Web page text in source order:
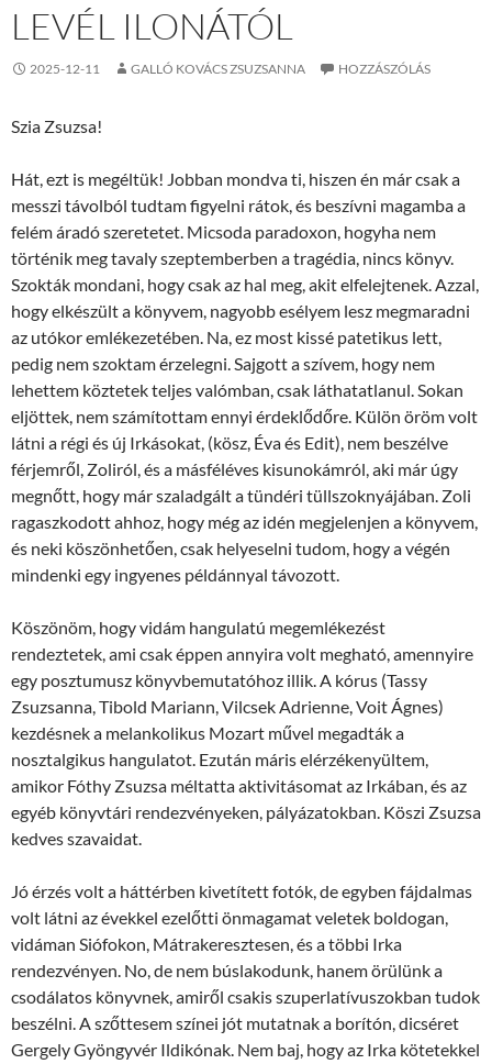
LEVÉL ILONÁTÓL
2025-12-11 GALLÓ KOVÁCS ZSUZSANNA HOZZÁSZÓLÁS
Szia Zsuzsa!
Hát, ezt is megéltük! Jobban mondva ti, hiszen én már csak a
messzi távolból tudtam figyelni rátok, és beszívni magamba a
felém áradó szeretetet. Micsoda paradoxon, hogyha nem
történik meg tavaly szeptemberben a tragédia, nincs könyv.
Szokták mondani, hogy csak az hal meg, akit elfelejtenek. Azzal,
hogy elkészült a könyvem, nagyobb esélyem lesz megmaradni
az utókor emlékezetében. Na, ez most kissé patetikus lett,
pedig nem szoktam érzelegni. Sajgott a szívem, hogy nem
lehettem köztetek teljes valómban, csak láthatatlanul. Sokan
eljöttek, nem számítottam ennyi érdeklődőre. Külön öröm volt
látni a régi és új Irkásokat, (kösz, Éva és Edit), nem beszélve
férjemről, Zoliról, és a másféléves kisunokámról, aki már úgy
megnőtt, hogy már szaladgált a tündéri tüllszoknyájában. Zoli
ragaszkodott ahhoz, hogy még az idén megjelenjen a könyvem,
és neki köszönhetően, csak helyeselni tudom, hogy a végén
mindenki egy ingyenes példánnyal távozott.
Köszönöm, hogy vidám hangulatú megemlékezést
rendeztetek, ami csak éppen annyira volt megható, amennyire
egy posztumusz könyvbemutatóhoz illik. A kórus (Tassy
Zsuzsanna, Tibold Mariann, Vilcsek Adrienne, Voit Ágnes)
kezdésnek a melankolikus Mozart művel megadták a
nosztalgikus hangulatot. Ezután máris elérzékenyültem,
amikor Fóthy Zsuzsa méltatta aktivitásomat az Irkában, és az
egyéb könyvtári rendezvényeken, pályázatokban. Köszi Zsuzsa
kedves szavaidat.
Jó érzés volt a háttérben kivetített fotók, de egyben fájdalmas
volt látni az évekkel ezelőtti önmagamat veletek boldogan,
vidáman Siófokon, Mátrakeresztesen, és a többi Irka
rendezvényen. No, de nem búslakodunk, hanem örülünk a
csodálatos könyvnek, amiről csakis szuperlatívuszokban tudok
beszélni. A szőttesem színei jót mutatnak a borítón, dicséret
Gergely Gyöngyvér Ildikónak. Nem baj, hogy az Irka kötetekkel